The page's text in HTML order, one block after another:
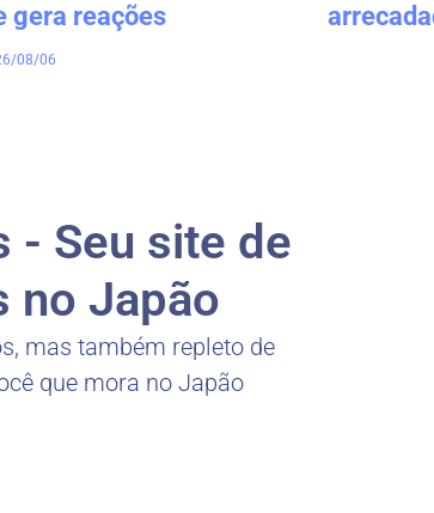
gera reações
08/06
- Seu site de
no Japão
mas também repleto de
que mora no Japão